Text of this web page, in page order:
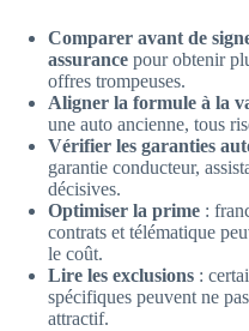
Comparer avant de
assurance pour obtenir
offres trompeuses.
Aligner la formule à la
une auto ancienne, tous
Vérifier les garanties
garantie conducteur,
décisives.
Optimiser la prime :
contrats et télématique
le coût.
Lire les exclusions :
spécifiques peuvent ne
attractif.